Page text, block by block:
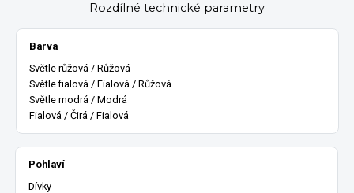
Rozdílné technické parametry
Barva
Světle růžová / Růžová
Světle fialová / Fialová / Růžová
Světle modrá / Modrá
Fialová / Čirá / Fialová
Pohlaví
Dívky